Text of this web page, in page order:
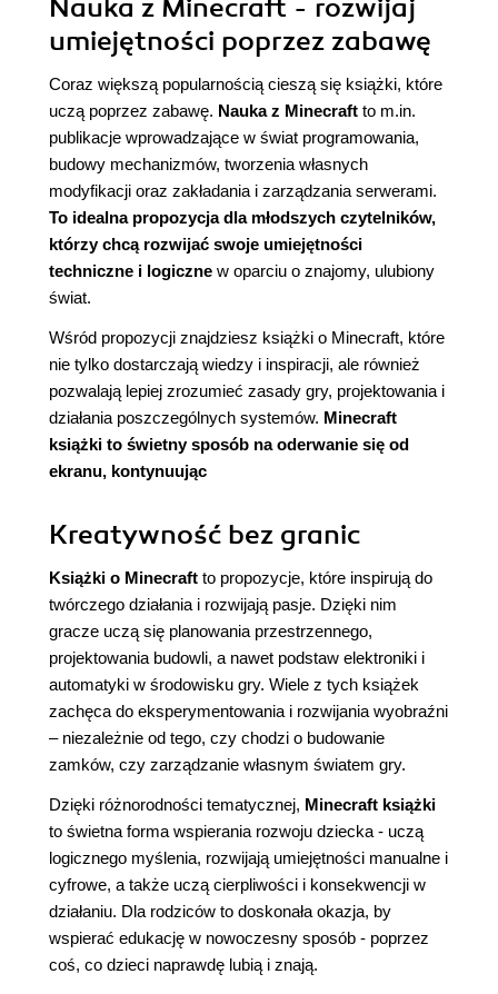
Nauka z Minecraft - rozwijaj
umiejętności poprzez zabawę
Coraz większą popularnością cieszą się książki, które
uczą poprzez zabawę. Nauka z Minecraft to m.in.
publikacje wprowadzające w świat programowania,
budowy mechanizmów, tworzenia własnych
modyfikacji oraz zakładania i zarządzania serwerami.
To idealna propozycja dla młodszych czytelników,
którzy chcą rozwijać swoje umiejętności
techniczne i logiczne w oparciu o znajomy, ulubiony
świat.
Wśród propozycji znajdziesz książki o Minecraft, które
nie tylko dostarczają wiedzy i inspiracji, ale również
pozwalają lepiej zrozumieć zasady gry, projektowania i
działania poszczególnych systemów. Minecraft
książki to świetny sposób na oderwanie się od
ekranu, kontynuując
Kreatywność bez granic
Książki o Minecraft to propozycje, które inspirują do
twórczego działania i rozwijają pasje. Dzięki nim
gracze uczą się planowania przestrzennego,
projektowania budowli, a nawet podstaw elektroniki i
automatyki w środowisku gry. Wiele z tych książek
zachęca do eksperymentowania i rozwijania wyobraźni
– niezależnie od tego, czy chodzi o budowanie
zamków, czy zarządzanie własnym światem gry.
Dzięki różnorodności tematycznej, Minecraft książki
to świetna forma wspierania rozwoju dziecka - uczą
logicznego myślenia, rozwijają umiejętności manualne i
cyfrowe, a także uczą cierpliwości i konsekwencji w
działaniu. Dla rodziców to doskonała okazja, by
wspierać edukację w nowoczesny sposób - poprzez
coś, co dzieci naprawdę lubią i znają.